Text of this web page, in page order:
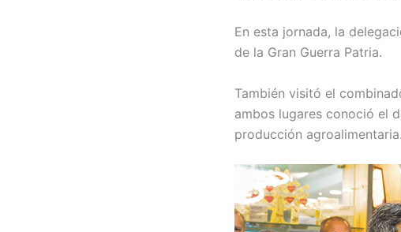
En esta jornada, la
de la Gran Guerra Patria.
También visitó el
ambos lugares conoció el
producción agroalimentaria.